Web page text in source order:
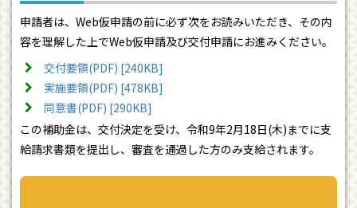
申請者は、Web仮申請の前に必ず次をお読みいただき、その内
容を理解した上でWeb仮申請及び交付申請にお進みください。
交付要領(PDF) [240KB]
実施要領(PDF) [478KB]
同意書(PDF) [290KB]
この補助金は、交付決定を受け、令和9年2月18日(木)までに支
給請求書類を提出し、審査を通過した方のみ支給されます。